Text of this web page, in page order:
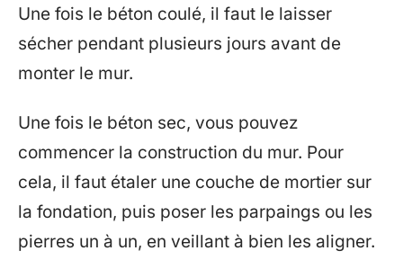
Une fois le béton coulé, il faut le laisser
sécher pendant plusieurs jours avant de
monter le mur.
Une fois le béton sec, vous pouvez
commencer la construction du mur. Pour
cela, il faut étaler une couche de mortier sur
la fondation, puis poser les parpaings ou les
pierres un à un, en veillant à bien les aligner.